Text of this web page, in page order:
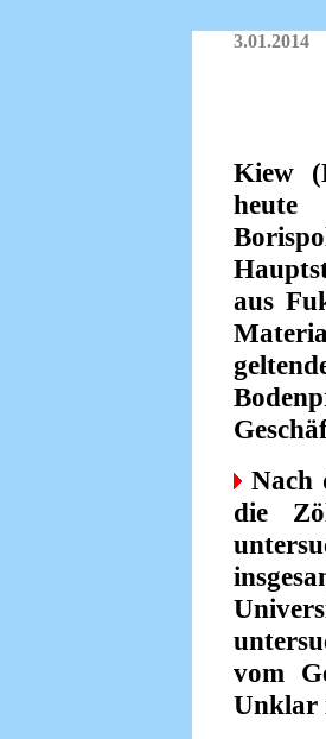
3.01.2014
Kiew
aus
Nach
die
vom
Unklar